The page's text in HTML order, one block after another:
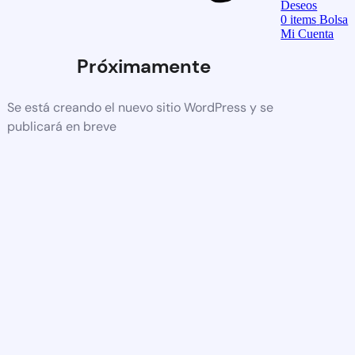
Próximamente
Se está creando el nuevo sitio WordPress y se
publicará en breve
Deseos
0items Bolsa
Mi Cuenta